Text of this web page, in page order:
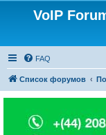
VoIP
FAQ
Список форумов